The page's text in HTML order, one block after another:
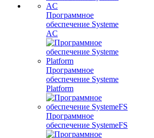
Программное
обеспечение Systeme
AC
Программное
обеспечение Systeme
Platform
Программное
обеспечение SystemeFS